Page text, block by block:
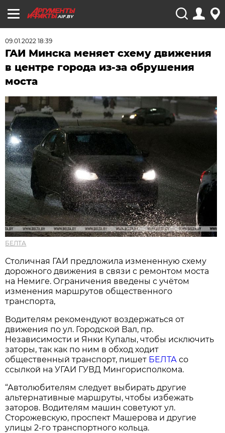
AIF.BY
09.01.2022 18:39
ГАИ Минска меняет схему движения
в центре города из-за обрушения
моста
БЕЛТА
Столичная ГАИ предложила измененную схему
дорожного движения в связи с ремонтом моста
на Немиге. Ограничения введены с учётом
изменения маршрутов общественного
транспорта,
Водителям рекомендуют воздержаться от
движения по ул. Городской Вал, пр.
Независимости и Янки Купалы, чтобы исключить
заторы, так как по ним в обход ходит
общественный транспорт, пишет БЕЛТА со
ссылкой на УГАИ ГУВД Мингорисполкома.
“Автолюбителям следует выбирать другие
альтернативные маршруты, чтобы избежать
заторов. Водителям машин советуют ул.
Сторожевскую, проспект Машерова и другие
улицы 2-го транспортного кольца.